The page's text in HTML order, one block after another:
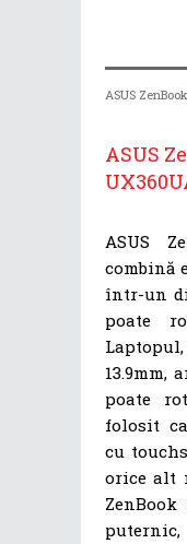
ASUS
ASUS
ASUS
combină
într-un
poate
13.9mm,
poate
folosit
cu
orice alt